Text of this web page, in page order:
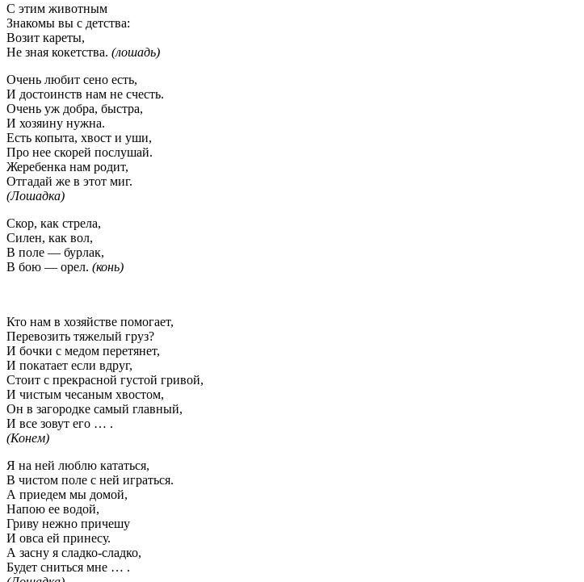
С этим животным
Знакомы вы с детства:
Возит кареты,
Не зная кокетства. (лошадь)
Очень любит сено есть,
И достоинств нам не счесть.
Очень уж добра, быстра,
И хозяину нужна.
Есть копыта, хвост и уши,
Про нее скорей послушай.
Жеребенка нам родит,
Отгадай же в этот миг.
(Лошадка)
Скор, как стрела,
Силен, как вол,
В поле — бурлак,
В бою — орел. (конь)
Кто нам в хозяйстве помогает,
Перевозить тяжелый груз?
И бочки с медом перетянет,
И покатает если вдруг,
Стоит с прекрасной густой гривой,
И чистым чесаным хвостом,
Он в загородке самый главный,
И все зовут его … .
(Конем)
Я на ней люблю кататься,
В чистом поле с ней играться.
А приедем мы домой,
Напою ее водой,
Гриву нежно причешу
И овса ей принесу.
А засну я сладко-сладко,
Будет сниться мне … .